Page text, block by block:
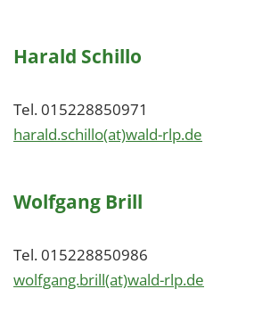
Harald Schillo
Tel. 015228850971
harald.schillo(at)wald-rlp.de
Wolfgang Brill
Tel. 015228850986
wolfgang.brill(at)wald-rlp.de